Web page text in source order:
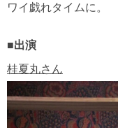
ワイ戯れタイムに。
■出演
桂夏丸さん